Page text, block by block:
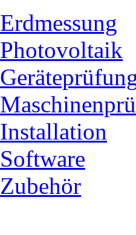
Erdmessung
Photovoltaik
Installation
Software
Zubehör